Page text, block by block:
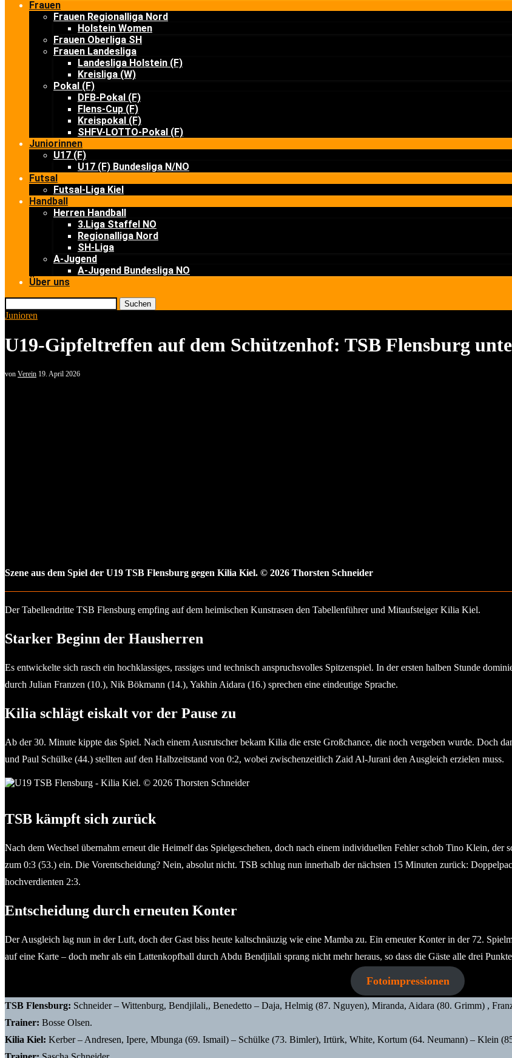
Frauen
Frauen Regionalliga Nord
Holstein Women
Frauen Oberliga SH
Frauen Landesliga
Landesliga Holstein (F)
Kreisliga (W)
Pokal (F)
DFB-Pokal (F)
Flens-Cup (F)
Kreispokal (F)
SHFV-LOTTO-Pokal (F)
Juniorinnen
U17 (F)
U17 (F) Bundesliga N/NO
Futsal
Futsal-Liga Kiel
Handball
Herren Handball
3.Liga Staffel NO
Regionalliga Nord
SH-Liga
A-Jugend
A-Jugend Bundesliga NO
Über uns
Suchen
Junioren
U19-Gipfeltreffen auf dem Schützenhof: TSB Flensburg
von Verein 19. April 2026
Szene aus dem Spiel der U19 TSB Flensburg gegen Kilia Kiel. © 2026 Thorsten Schneider
Der Tabellendritte TSB Flensburg empfing auf dem heimischen Kunstrasen den Tabellenführer und Mitaufsteiger Kilia Kiel.
Starker Beginn der Hausherren
Es entwickelte sich rasch ein hochklassiges, rassiges und technisch anspruchsvolles Spitzenspiel. In der ersten halben Stunde
durch Julian Franzen (10.), Nik Bökmann (14.), Yakhin Aidara (16.) sprechen eine eindeutige Sprache.
Kilia schlägt eiskalt vor der Pause zu
Ab der 30. Minute kippte das Spiel. Nach einem Ausrutscher bekam Kilia die erste Großchance, die noch vergeben wurde. Doch
und Paul Schülke (44.) stellten auf den Halbzeitstand von 0:2, wobei zwischenzeitlich Zaid Al-Jurani den Ausgleich erzielen muss.
TSB kämpft sich zurück
Nach dem Wechsel übernahm erneut die Heimelf das Spielgeschehen, doch nach einem individuellen Fehler schob Tino Klein,
zum 0:3 (53.) ein. Die Vorentscheidung? Nein, absolut nicht. TSB schlug nun innerhalb der nächsten 15 Minuten zurück:
hochverdienten 2:3.
Entscheidung durch erneuten Konter
Der Ausgleich lag nun in der Luft, doch der Gast biss heute kaltschnäuzig wie eine Mamba zu. Ein erneuter Konter in der 72.
auf eine Karte – doch mehr als ein Lattenkopfball durch Abdu Bendjilali sprang nicht mehr heraus, so dass die Gäste alle drei
Fotoimpressionen
TSB Flensburg: Schneider – Wittenburg, Bendjilali,, Benedetto – Daja, Helmig (87. Nguyen), Miranda, Aidara (80. Grimm) ,
Trainer: Bosse Olsen.
Kilia Kiel: Kerber – Andresen, Ipere, Mbunga (69. Ismail) – Schülke (73. Bimler), Irtürk, White, Kortum (64. Neumann) – Klein